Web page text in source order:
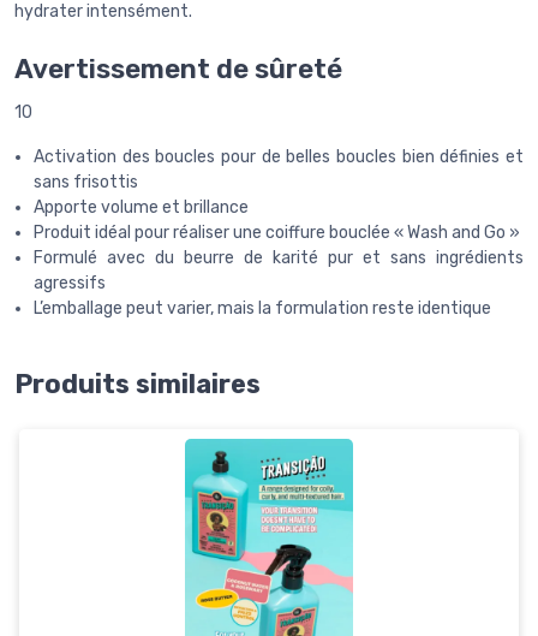
hydrater intensément.
Avertissement de sûreté
10
Activation des boucles pour de belles boucles bien définies et
sans frisottis
Apporte volume et brillance
Produit idéal pour réaliser une coiffure bouclée « Wash and Go »
Formulé avec du beurre de karité pur et sans ingrédients
agressifs
L’emballage peut varier, mais la formulation reste identique
Produits similaires